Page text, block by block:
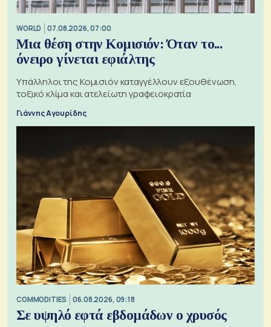
WORLD 07.08.2026, 07:00
Μια θέση στην Κομισιόν: Όταν το...
όνειρο γίνεται εφιάλτης
Υπάλληλοι της Κομισιόν καταγγέλλουν εξουθένωση,
τοξικό κλίμα και ατελείωτη γραφειοκρατία
Γιάννης Αγουρίδης
COMMODITIES 06.08.2026, 09:18
Σε υψηλό εφτά εβδομάδων ο χρυσός